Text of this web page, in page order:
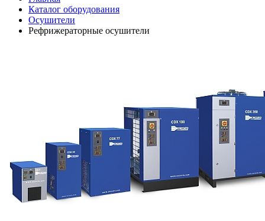
Каталог оборудования
Осушители
Рефрижераторные осушители